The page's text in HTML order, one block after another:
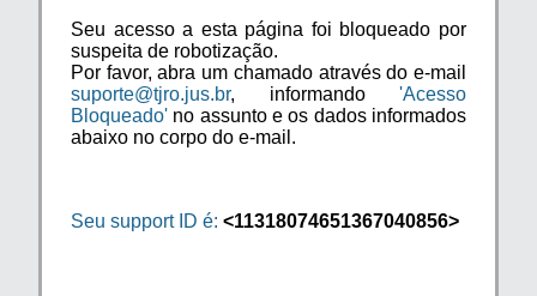
Seu acesso a esta página foi bloqueado por
suspeita de robotização.
Por favor, abra um chamado através do e-mail
suporte@tjro.jus.br, informando 'Acesso
Bloqueado' no assunto e os dados informados
abaixo no corpo do e-mail.
Seu support ID é: <11318074651367040856>